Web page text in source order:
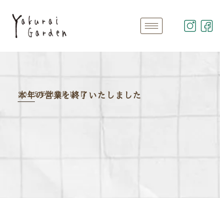
2025年 12月15日
本年の営業を終了いたしました